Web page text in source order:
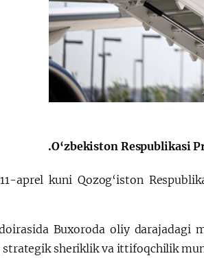
O‘zbekiston Respublikasi
aprel kuni Qozog‘iston
Buxoroda oliy darajadagi
strategik sheriklik va ittifoqchilik